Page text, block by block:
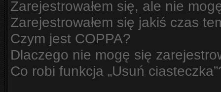
Zarejestrowałem się, ale nie
Zarejestrowałem się jakiś czas
Czym jest COPPA?
Dlaczego nie mogę się
Co robi funkcja „Usuń